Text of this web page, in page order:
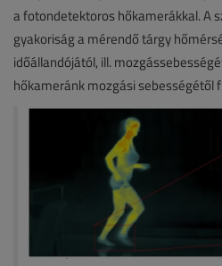
a fotondetektoros hőkamerákkal. A
gyakoriság a mérendő tárgy
időállandójától, ill.
hőkameránk mozgási sebességétől